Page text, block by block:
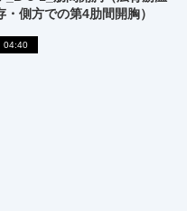
・側方での第4肋間開胸）
04:40